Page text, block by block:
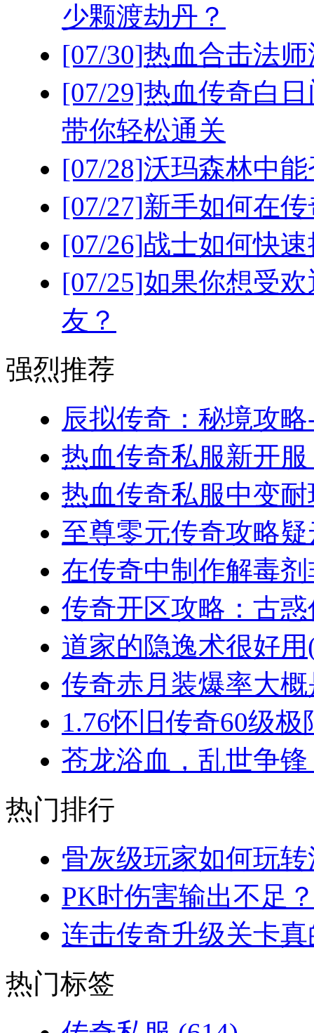
少颗渡劫丹？
[07/30]热血合击法
[07/29]热血传奇白
带你轻松通关
[07/28]沃玛森林中
[07/27]新手如何在
[07/26]战士如何快
[07/25]如果你想受
友？
强烈推荐
辰拟传奇：秘境攻
热血传奇私服新开
热血传奇私服中变
至尊零元传奇攻略
在传奇中制作解毒
传奇开区攻略：古
道家的隐逸术很好用
传奇赤月装爆率大
1.76怀旧传奇60级
苍龙浴血，乱世争
热门排行
骨灰级玩家如何玩
PK时伤害输出不足
连击传奇升级关卡
热门标签